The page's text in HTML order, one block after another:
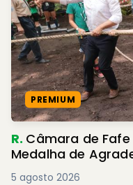
PREMIUM
R. Câmara de Fafe
Medalha de
5 agosto 2026